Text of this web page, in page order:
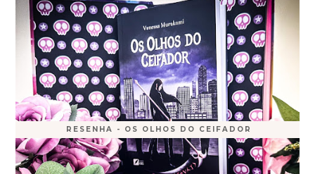
RESENHA - OS OLHOS DO CEIFADOR